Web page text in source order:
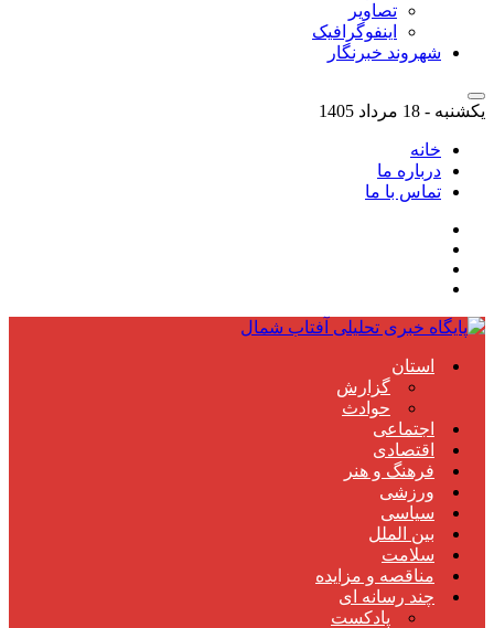
تصاویر
اینفوگرافیک
شهروند خبرنگار
یکشنبه - 18 مرداد 1405
خانه
درباره ما
تماس با ما
استان
گزارش
حوادث
اجتماعی
اقتصادی
فرهنگ و هنر
ورزشی
سیاسی
بین الملل
سلامت
مناقصه و مزایده
چند رسانه ای
پادکست